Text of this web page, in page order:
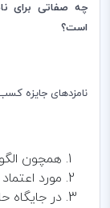
چه صفاتی برای
است؟
نامزدهای جایزه
همچون
مورد
در جایگاه